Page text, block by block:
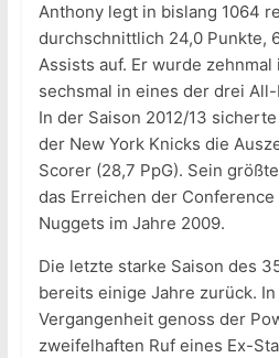
Anthony legt in bislang 1064
durchschnittlich 24,0 Punkte,
Assists auf. Er wurde
sechsmal in eines der drei
In der Saison 2012/13
der New York Knicks die
Scorer (28,7 PpG). Sein
das Erreichen der
Nuggets im Jahre 2009.
Die letzte starke Saison des
bereits einige Jahre zurück.
Vergangenheit genoss der
zweifelhaften Ruf eines Ex-